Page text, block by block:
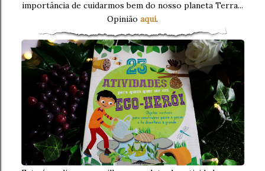
importância de cuidarmos bem do nosso planeta Terra...
Opinião aqui.